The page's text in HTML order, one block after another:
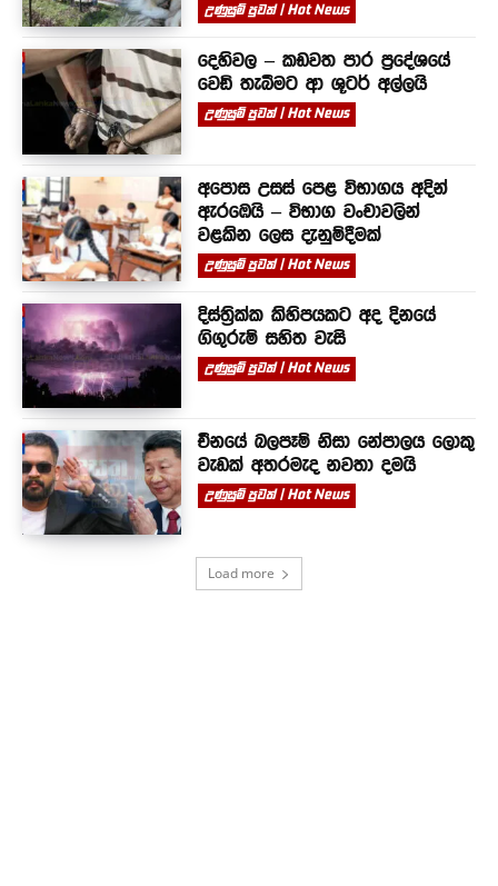
උණුසුම් පුවත් | Hot News
දෙහිවල – කඩවත පාර ප්‍රදේශයේ
වෙඩි තැබීමට ආ ශූටර් අල්ලයි
උණුසුම් පුවත් | Hot News
අපොස උසස් පෙළ විභාගය අදින්
ඇරඹෙයි – විභාග වංචාවලින්
වළකින ලෙස දැනුම්දීමක්
උණුසුම් පුවත් | Hot News
දිස්ත්‍රික්ක කිහිපයකට අද දිනයේ
ගිගුරුම් සහිත වැසි
උණුසුම් පුවත් | Hot News
චීනයේ බලපෑම් නිසා නේපාලය ලොකු
වැඩක් අතරමැද නවතා දමයි
උණුසුම් පුවත් | Hot News
Load more